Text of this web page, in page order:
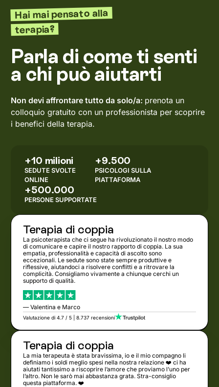
Hai mai pensato alla
terapia?
Parla di come ti senti
a chi può aiutarti
Non devi affrontare tutto da solo/a: prenota un
colloquio gratuito con un professionista per scoprire
i benefici della terapia.
+10 milioni
SEDUTE SVOLTE
ONLINE
+9.500
PSICOLOGI SULLA
PIATTAFORMA
+500.000
PERSONE SUPPORTATE
Terapia di coppia
La psicoterapista che ci segue ha rivoluzionato il nostro modo
di comunicare e capire il nostro rapporto di coppia. La sua
empatia, professionalità e capacità di ascolto sono
eccezionali. Le sedute sono state sempre produttive e
riflessive, aiutandoci a risolvere conflitti e a ritrovare la
complicità. Consigliamo vivamente a chiunque cerchi un
supporto di qualità.
— Valentina e Marco
Valutazione di 4.7 / 5 | 8.737 recensioni
Terapia di coppia
La mia terapeuta è stata bravissima, io e il mio compagno li
definiamo i soldi meglio spesi nella nostra relazione ❤️ ci ha
aiutati tantissimo a riscoprire l’amore che proviamo l’uno per
l’altro. Non le sarò mai abbastanza grata. Stra-consiglio
questa piattaforma. ❤️